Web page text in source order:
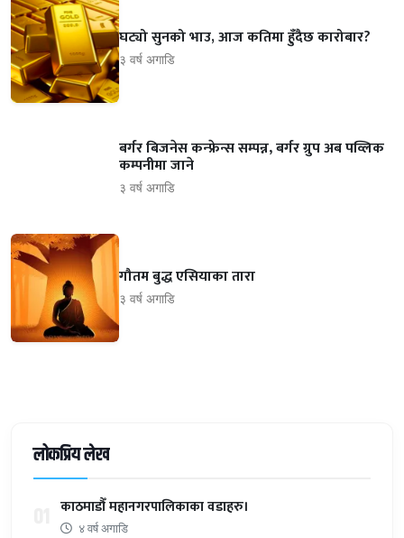
घट्यो सुनको भाउ, आज कतिमा हुँदैछ कारोबार?
३ वर्ष अगाडि
बर्गर बिजनेस कन्फ्रेन्स सम्पन्न‚ बर्गर ग्रुप अब पव्लिक
कम्पनीमा जाने
३ वर्ष अगाडि
गौतम बुद्ध एसियाका तारा
३ वर्ष अगाडि
लोकप्रिय लेख
काठमाडौँ महानगरपालिकाका वडाहरु।
४ वर्ष अगाडि